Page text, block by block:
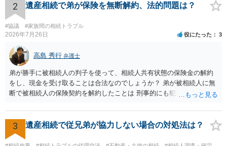
2 遺産相続で弟が保険を無断解約、法的問題は？
#協議 #家族間の相続トラブル
2026年7月26日 役にたった 3
高島 秀行 弁護士
弟が勝手に被相続人の判子を使って、相続人共有状態の保険金の解約
をし、現金を受け取ることは合法なのでしょうか？ 弟が被相続人に無
断で被相続人の保険契約を解約したことは 刑事的にも犯罪となる可能
された書類のコピーを取得して、弁護士に面談で詳しい事情を話して
相談 されたら良いと思います。
3 遺産相続で従兄弟が協力しない場合の対処法は？